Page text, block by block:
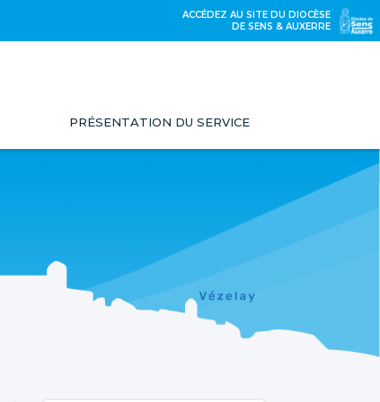
ACCÉDEZ AU SITE DU DIOCÈSE
DE SENS & AUXERRE
PRÉSENTATION DU SERVICE